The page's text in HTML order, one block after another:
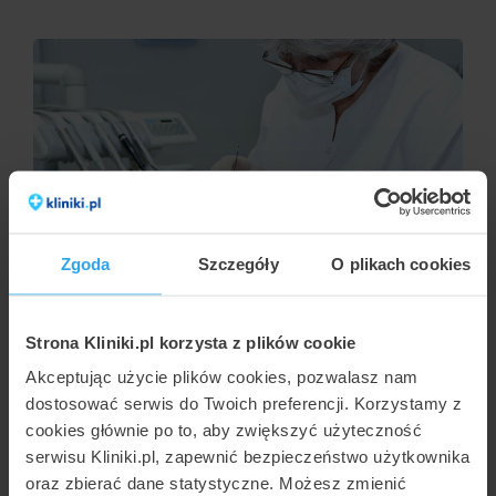
Zgoda Szczegóły O plikach cookies
Strona Kliniki.pl korzysta z plików cookie
Akceptując użycie plików cookies, pozwalasz nam
dostosować serwis do Twoich preferencji. Korzystamy z
cookies głównie po to, aby zwiększyć użyteczność
serwisu Kliniki.pl, zapewnić bezpieczeństwo użytkownika
oraz zbierać dane statystyczne. Możesz zmienić
MARCIN NOWAKOWSKI